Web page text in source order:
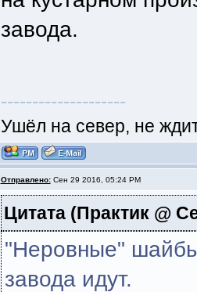
завода.
--------------------
Ушёл на север, не
Отправлено:Сен 29 2016, 05:24 PM
Цитата(Практик @
"Неровные"
завода идут.